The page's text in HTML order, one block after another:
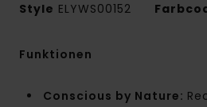
Style ELYWS00152
Funktionen
Conscious by Nature: